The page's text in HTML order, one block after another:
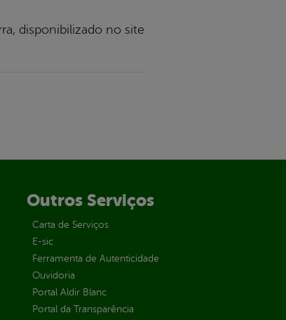
disponibilizado no site
Outros Serviços
Carta de Serviços
E-sic
Ferramenta de Autenticidade
Ouvidoria
Portal Aldir Blanc
Portal da Transparência